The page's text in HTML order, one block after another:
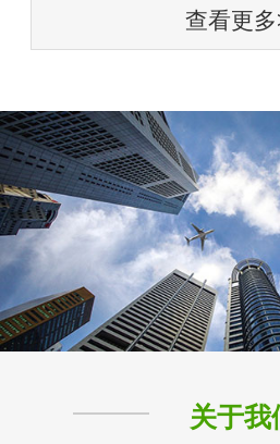
查看更
关于我